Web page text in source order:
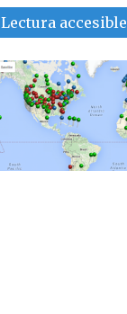
Lectura accesible